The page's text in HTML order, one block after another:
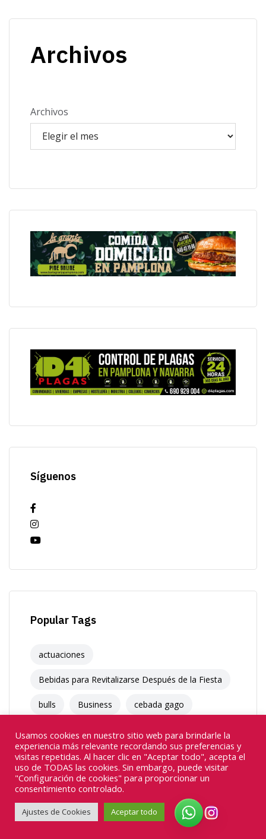
Archivos
Archivos
Síguenos
Popular Tags
actuaciones
Bebidas para Revitalizarse Después de la Fiesta
bulls Business cebada gago
chupinazo chupinazo sanfermines
conciertos corrales el gas
correr encierros
Cómo Servir y Disfrutar del Moscatel
Usamos cookies en nuestro sitio web para brindarle la
experiencia más relevante recordando sus preferencias y
visitas repetidas. Al hacer clic en "Aceptar todo", acepta el
uso de TODAS las cookies. Sin embargo, puede visitar
"Configuración de cookies" para proporcionar un
consentimiento controlado.
Ajustes de Cookies Aceptar todo